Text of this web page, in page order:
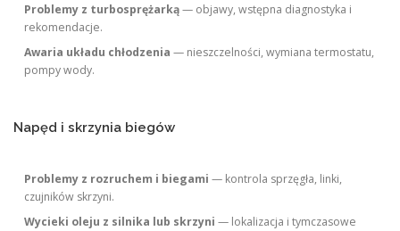
Problemy z turbosprężarką— objawy, wstępna diagnostyka i
rekomendacje.
Awaria układu chłodzenia — nieszczelności, wymiana termostatu,
pompy wody.
Napęd i skrzynia biegów
Problemy z rozruchem i biegami — kontrola sprzęgła, linki,
czujników skrzyni.
Wycieki oleju z silnika lub skrzyni — lokalizacja i tymczasowe